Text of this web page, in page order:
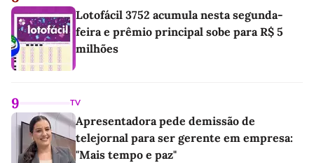
Lotofácil 3752 acumula nesta segunda-
feira e prêmio principal sobe para R$ 5
milhões
9 TV
Apresentadora pede demissão de
telejornal para ser gerente em empresa:
"Mais tempo e paz"